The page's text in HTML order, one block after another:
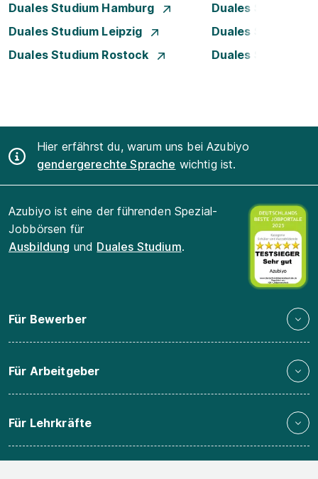
Duales Studium Hamburg
Duales Studium
Duales Studium Leipzig
Duales Studium
Duales Studium Rostock
Duales Studium
Hier erfährst du, warum uns bei Azubiyo
gendergerechte Sprache wichtig ist.
Azubiyo ist eine der führenden Spezial-
Jobbörsen für
Ausbildung und Duales Studium.
Für Bewerber
Für Arbeitgeber
Für Lehrkräfte